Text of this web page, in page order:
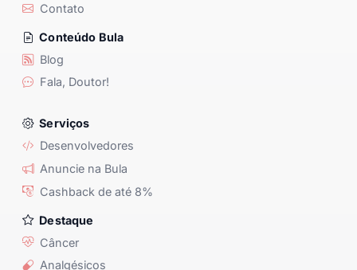
Contato
Conteúdo Bula
Blog
Fala, Doutor!
Serviços
Desenvolvedores
Anuncie na Bula
Cashback de até 8%
Destaque
Câncer
Analgésicos